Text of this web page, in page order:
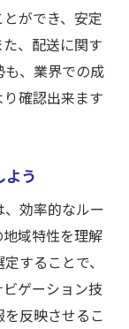
構築法
タート
で軽貨物で
ト
ール管理
供法
のステップ
ができ、安定
、配送に関す
、業界での成
確認出来ます
よう
効率的なルー
域特性を理解
することで、
ゲーション技
反映させるこ